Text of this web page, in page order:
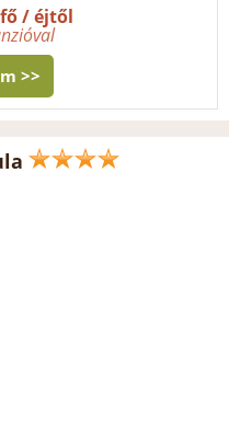
fő / éjtől
>>